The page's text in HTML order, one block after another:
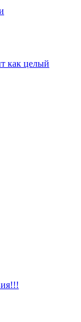
как целый